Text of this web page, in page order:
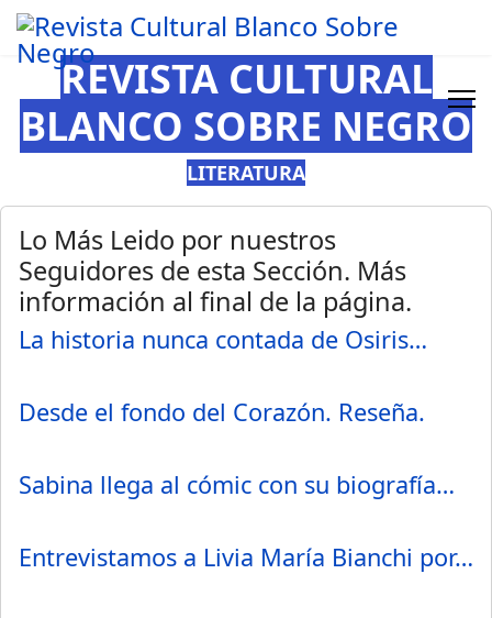
REVISTA CULTURAL
BLANCO SOBRE NEGRO
LITERATURA
Lo Más Leido por nuestros
Seguidores de esta Sección. Más
información al final de la página.
La historia nunca contada de Osiris…
Desde el fondo del Corazón. Reseña.
Sabina llega al cómic con su biografía…
Entrevistamos a Livia María Bianchi por…